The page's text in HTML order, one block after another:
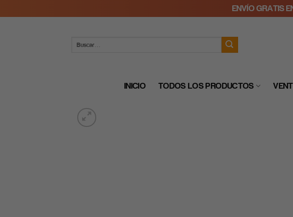
to
ENVÍO GRATIS
INICIO TODOS LOS PRODUCTOS